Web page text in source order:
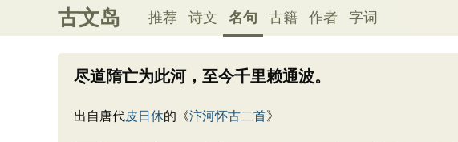
古文岛 推荐 诗文 名句 古籍 作者 字词
尽道隋亡为此河，至今千里赖通波。
出自唐代皮日休的《汴河怀古二首》